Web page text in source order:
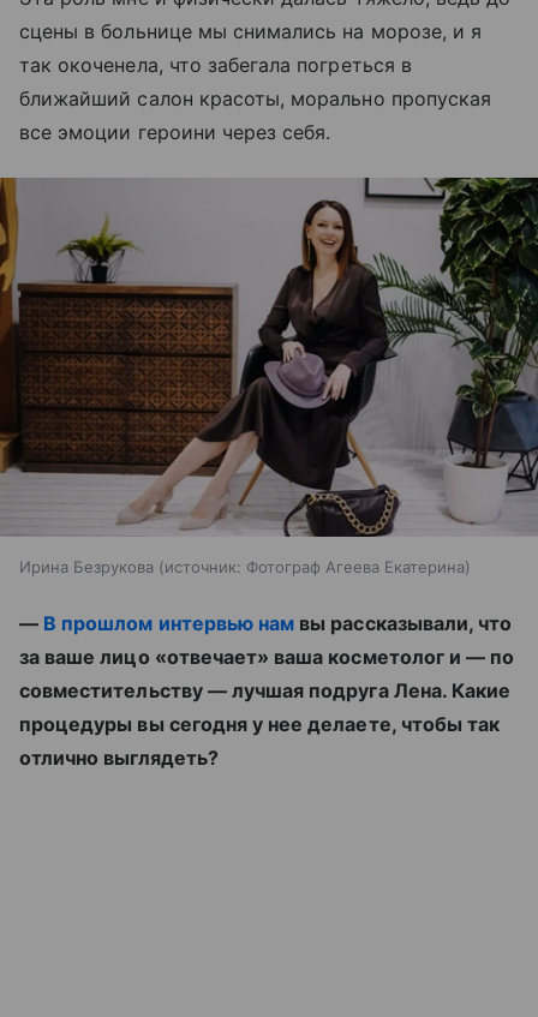
сцены в больнице мы снимались на морозе, и я
так окоченела, что забегала погреться в
ближайший салон красоты, морально пропуская
все эмоции героини через себя.
Ирина Безрукова источник: Фотограф Агеева Екатерина
— В прошлом интервью нам вы рассказывали, что
за ваше лицо «отвечает» ваша косметолог и — по
совместительству — лучшая подруга Лена. Какие
процедуры вы сегодня у нее делаете, чтобы так
отлично выглядеть?